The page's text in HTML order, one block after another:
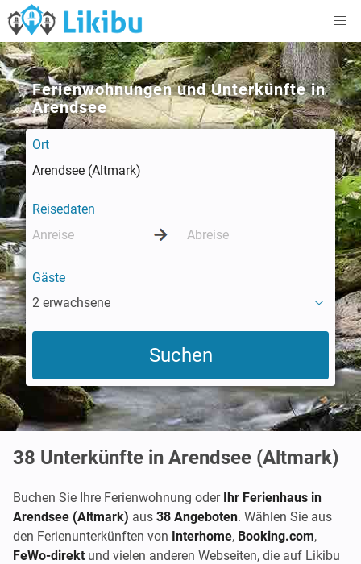
Ferienwohnungen und Unterkünfte in
Arendsee
Ort
Reisedaten
Gäste
2 erwachsene
38 Unterkünfte in Arendsee (Altmark)
Buchen Sie Ihre Ferienwohnung oder Ihr Ferienhaus in
Arendsee (Altmark) aus 38 Angeboten. Wählen Sie aus
den Ferienunterkünften von Interhome, Booking.com,
FeWo-direkt und vielen anderen Webseiten, die auf Likibu